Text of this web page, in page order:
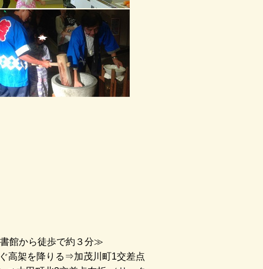
から徒歩で約３分≫
高架を降りる⇒加茂川町1交差点